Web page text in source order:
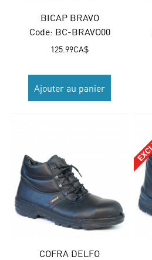
BICAP BRAVO
Code: BC-BRAVO00
CA$
125.99
Ajouter au panier
COFRA DELFO